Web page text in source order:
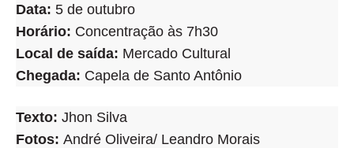
Data: 5 de outubro
Horário: Concentração às 7h30
Local de saída: Mercado Cultural
Chegada: Capela de Santo Antônio
Texto: Jhon Silva
Fotos: André Oliveira/ Leandro Morais